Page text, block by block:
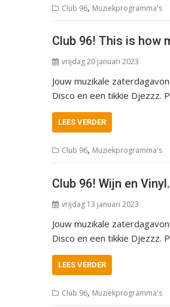
Club 96, Muziekprogramma's
Club 96! This is how
vrijdag 20 januari 2023
Jouw muzikale
Disco en een tikkie Djezzz.
LEES VERDER
Club 96, Muziekprogramma's
Club 96! Wijn en Vinyl.
vrijdag 13 januari 2023
Jouw muzikale
Disco en een tikkie Djezzz.
LEES VERDER
Club 96, Muziekprogramma's